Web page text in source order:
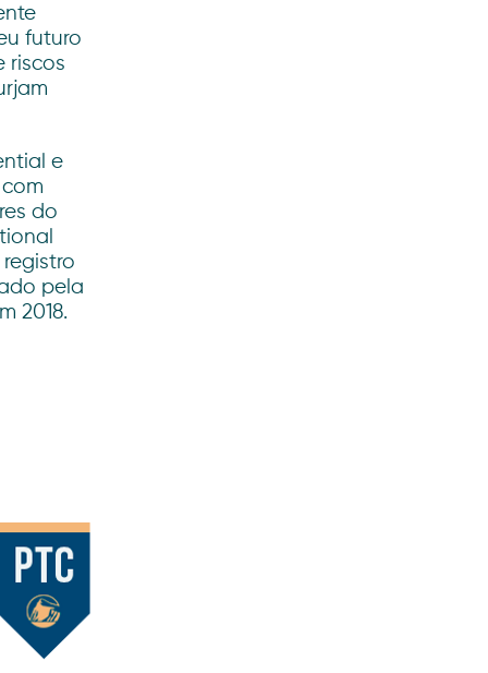
futuro
riscos
e
do
registro
pela
2018.